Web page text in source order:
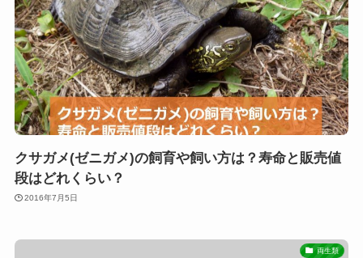
クサガメ(ゼニガメ)の飼育や飼い方は？寿命と販売値
段はどれくらい？
2016年7月5日
両生類